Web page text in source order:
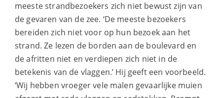
meeste strandbezoekers zich niet bewust zijn van
de gevaren van de zee. ‘De meeste bezoekers
bereiden zich niet voor op hun bezoek aan het
strand. Ze lezen de borden aan de boulevard en
de afritten niet en verdiepen zich niet in de
betekenis van de vlaggen.’ Hij geeft een voorbeeld.
‘Wij hebben vroeger vele malen gevaarlijke muien